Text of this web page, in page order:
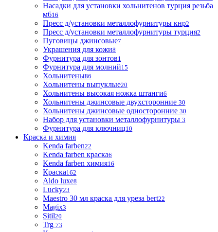
Насадки для установки хольнитенов турция резьба
м616
Пресс д/установки металлофурнитуры кнр2
Пресс д/установки металлофурнитуры турция2
Пуговицы джинсовые7
Украшения для кожи8
Фурнитура для зонтов1
Фурнитура для молний15
Хольнитены86
Хольнитены выпуклые20
Хольнитены высокая ножка штанги6
Хольнитены джинсовые двухсторонние 30
Хольнитены джинсовые односторонние 30
Набор для установки металлофурнитуры 3
Фурнитура для ключниц10
Краска и химия
Kenda farben22
Kenda farben краска6
Kenda farben химия16
Краска162
Aldo luxe8
Lucky23
Maestro 30 мл краска для уреза bert22
Magix3
Sitil20
Trg 73